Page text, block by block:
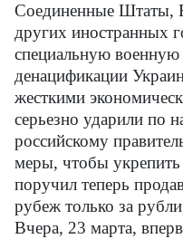
Соединенные Штаты,
других иностранных
специальную
денацификации
жесткими
серьезно ударили по
российскому
меры, чтобы
поручил теперь
рубеж только за
Вчера, 23 марта,